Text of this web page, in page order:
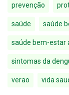
prevenção
saúde saúde
saúde bem-estar
sintomas da
verao vida